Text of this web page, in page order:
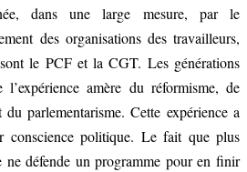
dans une large mesure, par le
des organisations des travailleurs,
le PCF et la CGT. Les générations
l’expérience amère du réformisme, de
parlementarisme. Cette expérience a
conscience politique. Le fait que plus
ne défende un programme pour en finir